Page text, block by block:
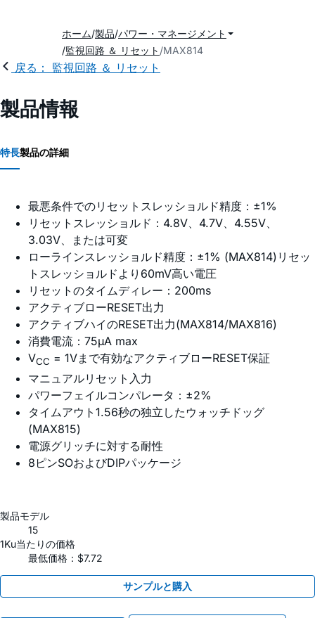
ホーム 製品 パワー・マネージメント
監視回路 ＆ リセット MAX814
戻る： 監視回路 ＆ リセット
製品情報
特長製品の詳細
最悪条件でのリセットスレッショルド精度：±1%
リセットスレッショルド：4.8V、4.7V、4.55V、
3.03V、または可変
ローラインスレッショルド精度：±1% (MAX814)リセッ
トスレッショルドより60mV高い電圧
リセットのタイムディレー：200ms
アクティブローRESET出力
アクティブハイのRESET出力(MAX814/MAX816)
消費電流：75µA max
VCC = 1Vまで有効なアクティブローRESET保証
マニュアルリセット入力
パワーフェイルコンパレータ：±2%
タイムアウト1.56秒の独立したウォッチドッグ
(MAX815)
電源グリッチに対する耐性
8ピンSOおよびDIPパッケージ
製品モデル
15
1Ku当たりの価格
最低価格：$7.72
サンプルと購入